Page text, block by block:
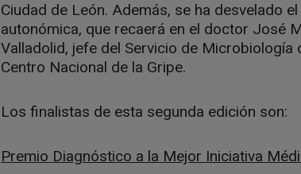
Ciudad de León. Además, se ha desvelado
autonómica, que recaerá en el doctor José
Valladolid, jefe del Servicio de
Centro Nacional de la Gripe.
Los finalistas de esta segunda edición son:
Premio Diagnóstico a la Mejor Iniciativa